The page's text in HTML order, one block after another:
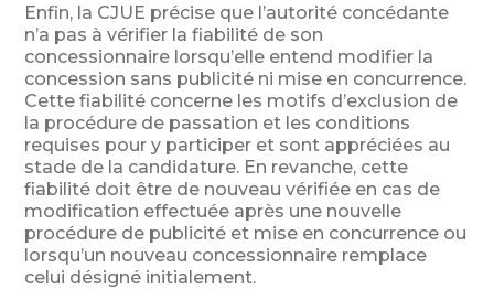
Enfin, la CJUE précise que l’autorité concédante
n’a pas à vérifier la fiabilité de son
concessionnaire lorsqu’elle entend modifier la
concession sans publicité ni mise en concurrence.
Cette fiabilité concerne les motifs d’exclusion de
la procédure de passation et les conditions
requises pour y participer et sont appréciées au
stade de la candidature. En revanche, cette
fiabilité doit être de nouveau vérifiée en cas de
modification effectuée après une nouvelle
procédure de publicité et mise en concurrence ou
lorsqu’un nouveau concessionnaire remplace
celui désigné initialement.